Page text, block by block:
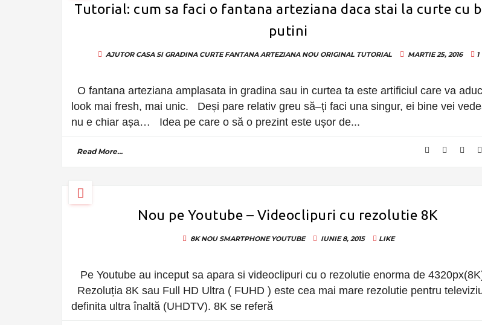
Tutorial: cum sa faci o fantana arteziana daca stai la curte cu
putini
AJUTOR CASA SI GRADINA CURTE FANTANA ARTEZIANA NOU ORIGINAL TUTORIAL MARTIE 25, 2016 1
O fantana arteziana amplasata in gradina sau in curtea ta este artificiul care va
look mai fresh, mai unic. Deși pare relativ greu să–ți faci una singur, ei bine vei
nu e chiar așa… Idea pe care o să o prezint este ușor de...
Read More...
Nou pe Youtube – Videoclipuri cu rezolutie 8K
8K NOU SMARTPHONE YOUTUBE IUNIE 8, 2015 LIKE
Pe Youtube au inceput sa apara si videoclipuri cu o rezolutie enorma de
Rezoluția 8K sau Full HD Ultra ( FUHD ) este cea mai mare rezolutie pentru
definita ultra înaltă (UHDTV). 8K se referă